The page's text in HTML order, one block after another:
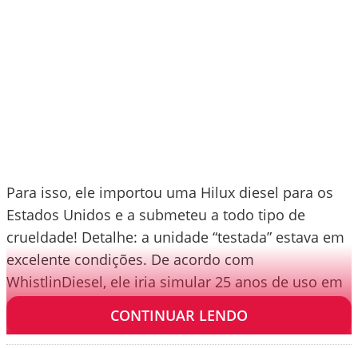
Para isso, ele importou uma Hilux diesel para os
Estados Unidos e a submeteu a todo tipo de
crueldade! Detalhe: a unidade “testada” estava em
excelente condições. De acordo com
WhistlinDiesel, ele iria simular 25 anos de uso em
uma fazenda em apenas um dia.
CONTINUAR LENDO